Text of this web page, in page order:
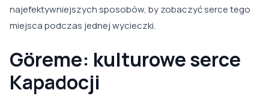
najefektywniejszych sposobów, by zobaczyć serce tego
miejsca podczas jednej wycieczki.
Göreme: kulturowe serce
Kapadocji